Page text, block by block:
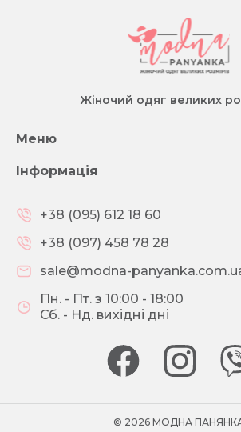
Жіночий одяг великих
Меню
Інформація
+38 (095) 612 18 60
+38 (097) 458 78 28
sale@modna-
Пн. - Пт. з 10:00 - 18:00
Сб. - Нд. вихідні дні
© 2026 МОДНА